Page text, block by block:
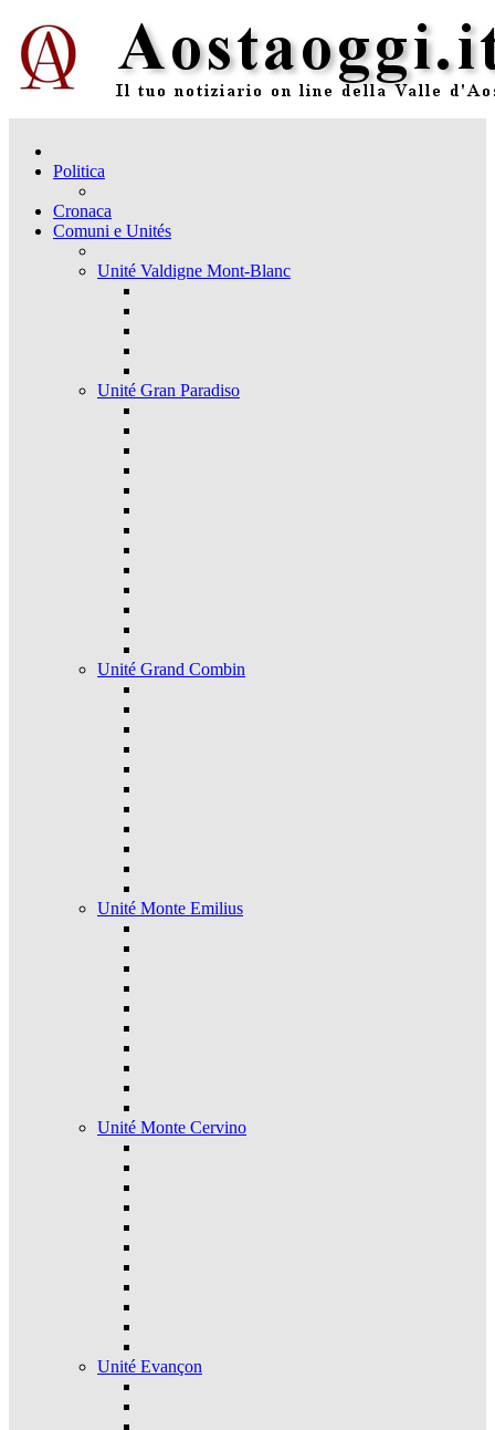
Politica
Cronaca
Comuni e Unités
Unité Valdigne Mont-Blanc
Unité Gran Paradiso
Unité Grand Combin
Unité Monte Emilius
Unité Monte Cervino
Unité Evançon